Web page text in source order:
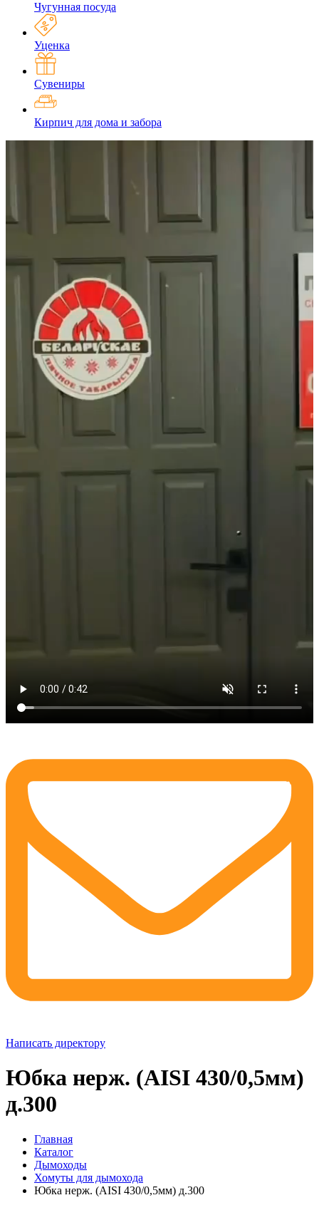
Чугунная посуда
Уценка
Сувениры
Кирпич для дома и забора
Написать директору
Юбка нерж. (AISI 430/0,5мм)
д.300
Главная
Каталог
Дымоходы
Хомуты для дымохода
Юбка нерж. (AISI 430/0,5мм) д.300